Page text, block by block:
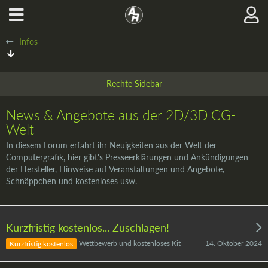
Infos
News & Angebote aus der 2D/3D CG-
Welt
In diesem Forum erfahrt ihr Neuigkeiten aus der Welt der
Computergrafik, hier gibt's Presseerklärungen und Ankündigungen
der Hersteller, Hinweise auf Veranstaltungen und Angebote,
Schnäppchen und kostenloses usw.
Kurzfristig kostenlos... Zuschlagen!
Kurzfristig kostenlos Wettbewerb und kostenloses Kit 14. Oktober 2024